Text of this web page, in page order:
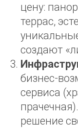
цену:
террас,
создают
бизнес-
сервиса
решение